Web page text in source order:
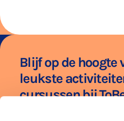
Blijf op de hoogte
leukste
cursussen bij
aan voor de